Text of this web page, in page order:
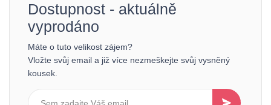
Dostupnost - aktuálně
vyprodáno
Máte o tuto velikost zájem?
Vložte svůj email a již více nezmeškejte svůj vysněný
kousek.